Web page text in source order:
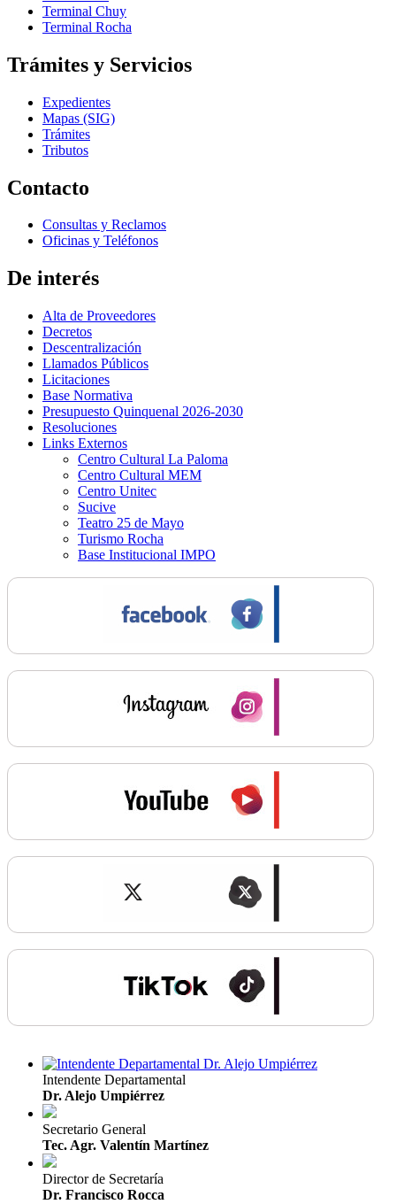
Terminal Chuy
Terminal Rocha
Trámites y Servicios
Expedientes
Mapas (SIG)
Trámites
Tributos
Contacto
Consultas y Reclamos
Oficinas y Teléfonos
De interés
Alta de Proveedores
Decretos
Descentralización
Llamados Públicos
Licitaciones
Base Normativa
Presupuesto Quinquenal 2026-2030
Resoluciones
Links Externos
Centro Cultural La Paloma
Centro Cultural MEM
Centro Unitec
Sucive
Teatro 25 de Mayo
Turismo Rocha
Base Institucional IMPO
Intendente Departamental
Dr. Alejo Umpiérrez
Secretario General
Tec. Agr. Valentín Martínez
Director de Secretaría
Dr. Francisco Rocca